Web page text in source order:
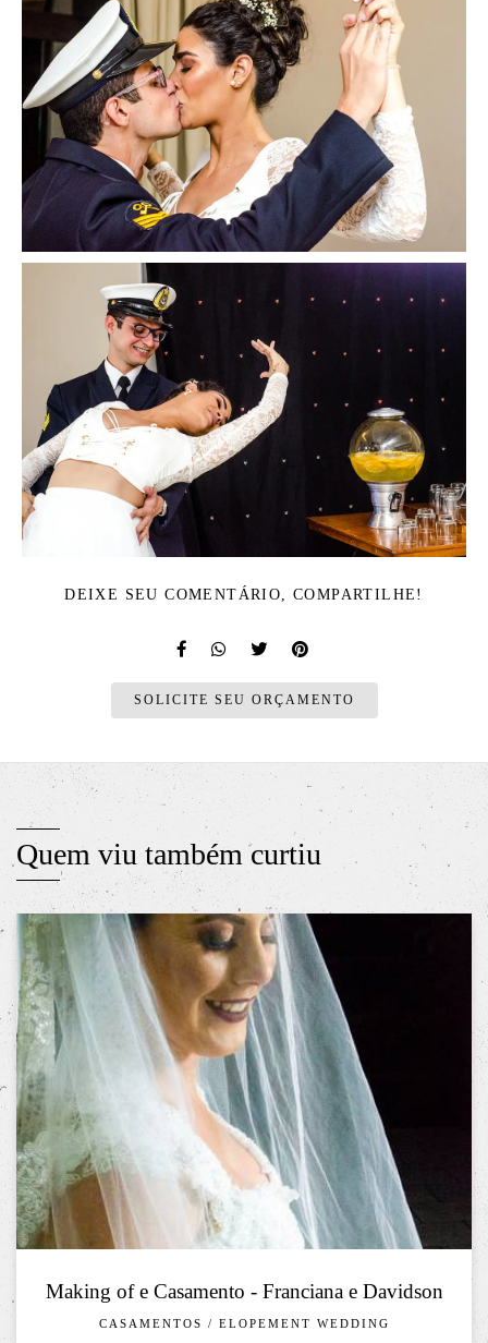
DEIXE SEU COMENTÁRIO, COMPARTILHE!
SOLICITE SEU ORÇAMENTO
Quem viu também curtiu
Making of e Casamento - Franciana e Davidson
CASAMENTOS / ELOPEMENT WEDDING